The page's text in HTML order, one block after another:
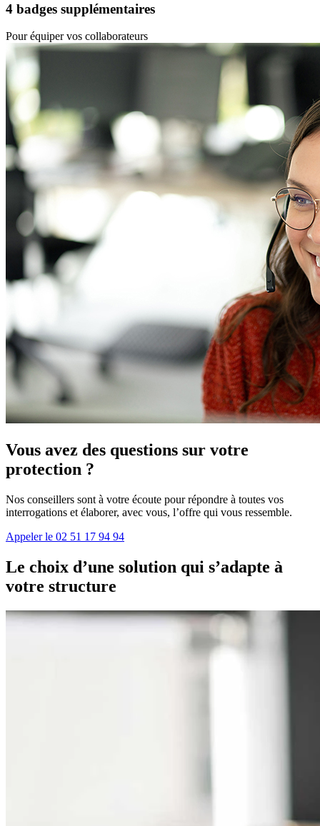
4 badges supplémentaires
Pour équiper vos collaborateurs
Vous avez des questions sur votre
protection ?
Nos conseillers sont à votre écoute pour répondre à toutes vos
interrogations et élaborer, avec vous, l’offre qui vous ressemble.
Appeler le 02 51 17 94 94
Le choix d’une solution qui s’adapte à
votre structure